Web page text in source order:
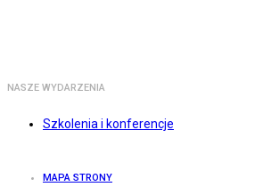
NASZE WYDARZENIA
Szkolenia i konferencje
MAPA STRONY